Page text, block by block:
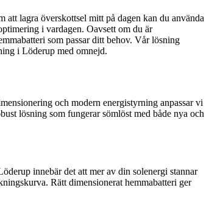
lagra överskottsel mitt på dagen kan du använda
i vardagen. Oavsett om du är
som passar ditt behov. Vår lösning
i Löderup med omnejd.
och modern energistyrning anpassar vi
lösning som fungerar sömlöst med både nya och
innebär det att mer av din solenergi stannar
Rätt dimensionerat hemmabatteri ger